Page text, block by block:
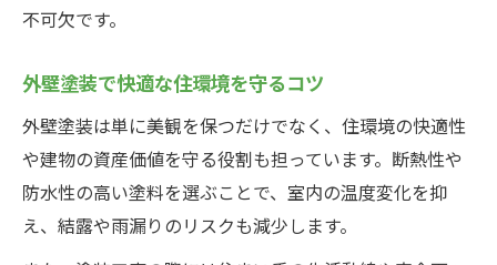
不可欠です。
外壁塗装で快適な住環境を守るコツ
外壁塗装は単に美観を保つだけでなく、住環境の快適性
や建物の資産価値を守る役割も担っています。断熱性や
防水性の高い塗料を選ぶことで、室内の温度変化を抑
え、結露や雨漏りのリスクも減少します。